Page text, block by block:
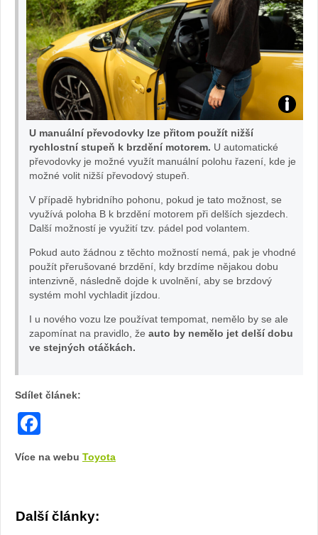
Prius:
U manuální převodovky lze přitom použít nižší
rychlostní stupeň k brzdění motorem. U automatické
převodovky je možné využít manuální polohu řazení, kde je
možné volit nižší převodový stupeň.
V případě hybridního pohonu, pokud je tato možnost, se
využívá poloha B k brzdění motorem při delších sjezdech.
Další možností je využití tzv. pádel pod volantem.
Pokud auto žádnou z těchto možností nemá, pak je vhodné
použít přerušované brzdění, kdy brzdíme nějakou dobu
intenzivně, následně dojde k uvolnění, aby se brzdový
systém mohl vychladit jízdou.
I u nového vozu lze používat tempomat, nemělo by se ale
zapomínat na pravidlo, že auto by nemělo jet delší dobu
ve stejných otáčkách.
Sdílet článek:
Více na webu Toyota
Další články: